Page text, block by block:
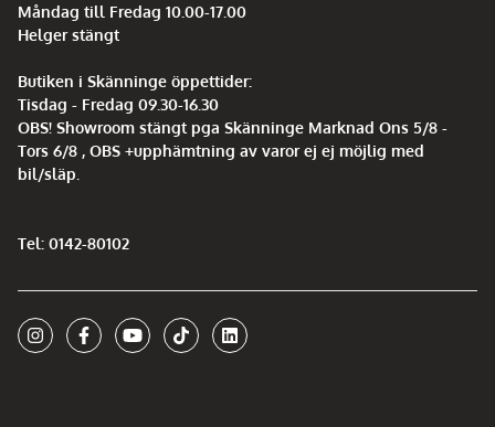
Måndag till Fredag 10.00-17.00
Helger stängt
Butiken i Skänninge öppettider:
Tisdag - Fredag 09.30-16.30
OBS! Showroom stängt pga Skänninge Marknad Ons 5/8 -
Tors 6/8 , OBS +upphämtning av varor ej ej möjlig med
bil/släp.
Tel: 0142-80102